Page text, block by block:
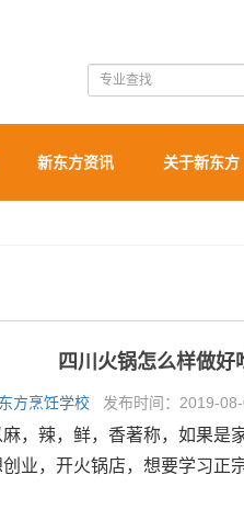
新东方资讯 关于新东方
四川火锅怎么样做好
方烹饪学校 发布时间：2019-
，辣，鲜，香著称，如果是
业，开火锅店，想要学习正